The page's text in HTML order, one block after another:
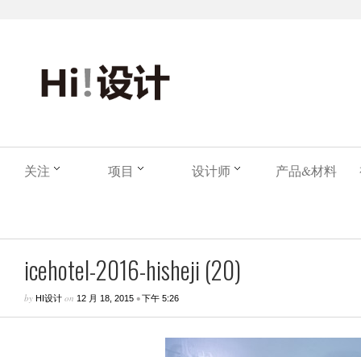
关注 项目 设计师 产品&材料
icehotel-2016-hisheji (20)
by HI设计 on 12 月 18, 2015 •下午 5:26